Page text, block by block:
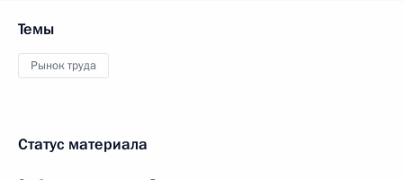
Темы
Рынок труда
Статус материала